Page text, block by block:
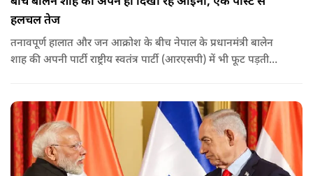
हलचल तेज
तनावपूर्ण हालात और जन आक्रोश के बीच नेपाल के प्रधानमंत्री बालेन
शाह की अपनी पार्टी राष्ट्रीय स्वतंत्र पार्टी (आरएसपी) में भी फूट पड़ती